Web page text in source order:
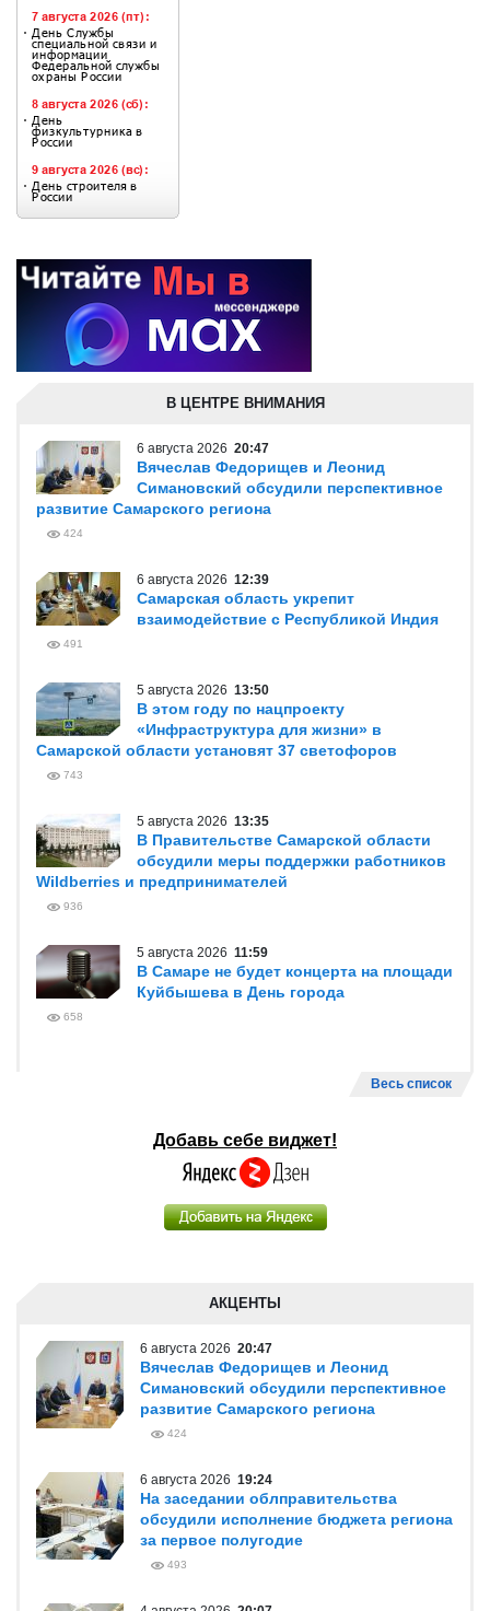
В ЦЕНТРЕ ВНИМАНИЯ
6 августа 2026 20:47
Вячеслав Федорищев и Леонид
Симановский обсудили перспективное
развитие Самарского региона
424
6 августа 2026 12:39
Самарская область укрепит
взаимодействие с Республикой Индия
491
5 августа 2026 13:50
В этом году по нацпроекту
«Инфраструктура для жизни» в
Самарской области установят 37 светофоров
743
5 августа 2026 13:35
В Правительстве Самарской области
обсудили меры поддержки работников
Wildberries и предпринимателей
936
5 августа 2026 11:59
В Самаре не будет концерта на площади
Куйбышева в День города
658
Весь список
Добавь себе виджет!
АКЦЕНТЫ
6 августа 2026 20:47
Вячеслав Федорищев и Леонид
Симановский обсудили перспективное
развитие Самарского региона
424
6 августа 2026 19:24
На заседании облправительства
обсудили исполнение бюджета региона
за первое полугодие
493